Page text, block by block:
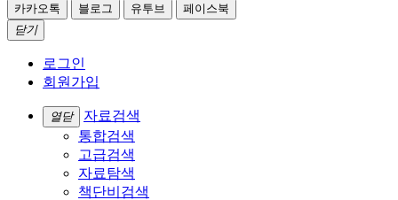
카카오톡 블로그 유투브
페이스북
닫기
로그인
회원가입
열닫
자료검색
통합검색
고급검색
자료탐색
책단비검색